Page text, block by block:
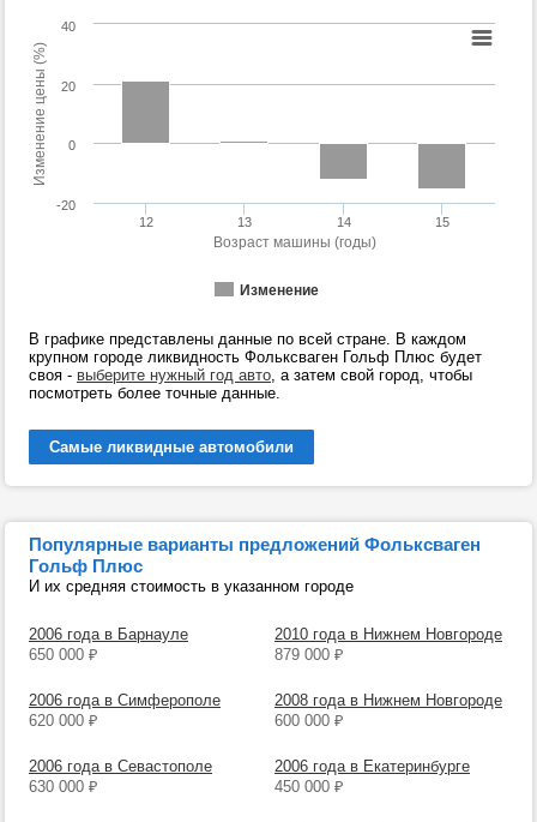
Возраст машины (годы)
Изменение цены (%)
Изменение
12 13 14 15
-20
0
20
40
В графике представлены данные по всей стране. В каждом
крупном городе ликвидность Фольксваген Гольф Плюс будет
своя - выберите нужный год авто, а затем свой город, чтобы
посмотреть более точные данные.
Самые ликвидные автомобили
Популярные варианты предложений Фольксваген
Гольф Плюс
И их средняя стоимость в указанном городе
2006 года в Барнауле
650 000 ₽
2010 года в Нижнем Новгороде
879 000 ₽
2006 года в Симферополе
620 000 ₽
2008 года в Нижнем Новгороде
600 000 ₽
2006 года в Севастополе
630 000 ₽
2006 года в Екатеринбурге
450 000 ₽